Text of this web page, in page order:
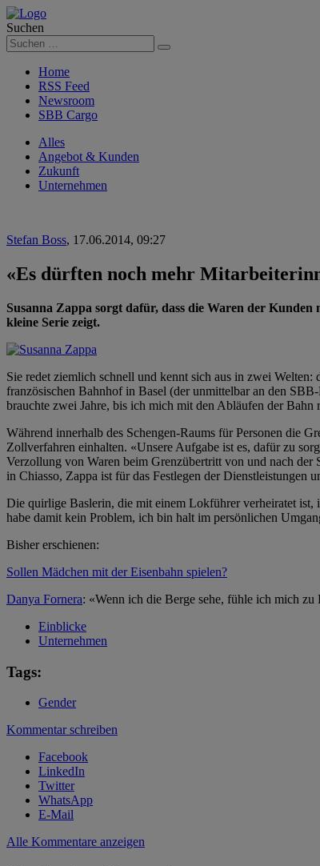
Suchen
Suchen
Home
RSS Feed
Newsroom
SBB Cargo
Alles
Angebot & Kunden
Zukunft
Unternehmen
Stefan Boss, 17.06.2014, 09:27
«Es dürften noch mehr
Susanna Zappa sorgt dafür, dass die Waren der
kleine Serie zeigt.
Sie redet ziemlich schnell und kennt sich aus in zwei
französischen Bahnhof in Basel (der unmittelbar an den
brauchte zwei Jahre, bis ich mich mit den Abläufen der
Während innerhalb des Schengen-Raums für Personen die
Zollverfahren einhalten. «Unsere Aufgabe ist es, dafür zu
Verzollung von Waren beim Grenzübertritt von und nach der
in Chiasso, Zappa ist für das Festlegen der Dienstleistungen
Die quirlige Baslerin, die mit einem Lokführer verheiratet
habe damit kein Problem, ich bin halt im persönlichen
Bisher erschienen:
Sollen Mädchen mit der Eisenbahn spielen?
Danya Fornera: «Wenn ich die Berge sehe, fühle ich mich zu
Einblicke
Unternehmen
Tags:
Gender
Kommentar schreiben
Facebook
LinkedIn
Twitter
WhatsApp
E-Mail
Alle Kommentare anzeigen